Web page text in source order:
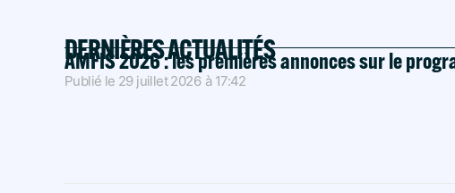
DERNIÈRES ACTUALITÉS
AMFIS 2026 : les premières annonces sur le
Publié le 29 juillet 2026 à 17:42